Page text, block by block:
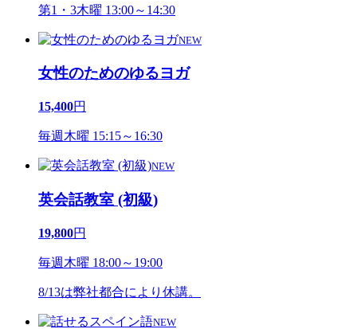
第1・3木曜 13:00～14:30
NEW
女性のためのゆるヨガ
15,400円
毎週木曜 15:15～16:30
NEW
英会話教室 (初級)
19,800円
毎週木曜 18:00～19:00
8/13は弊社都合により休講。
NEW